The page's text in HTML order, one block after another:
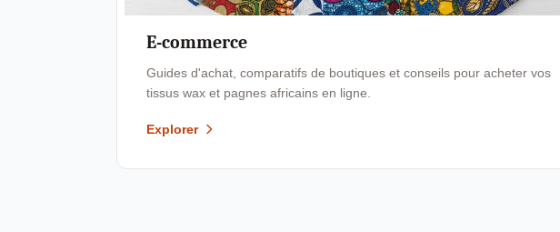
E-commerce
Guides d'achat, comparatifs de boutiques et conseils pour acheter vos
tissus wax et pagnes africains en ligne.
Explorer